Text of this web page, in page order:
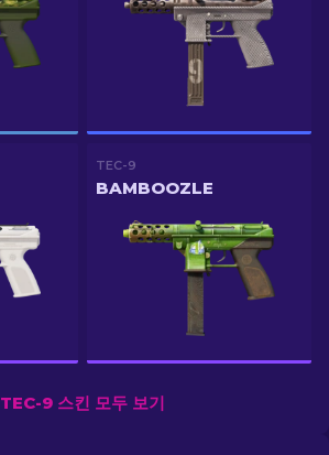
TEC-9
BAMBOOZLE
TEC-9 스킨 모두 보기